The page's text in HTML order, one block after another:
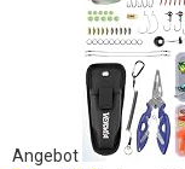
Angebot